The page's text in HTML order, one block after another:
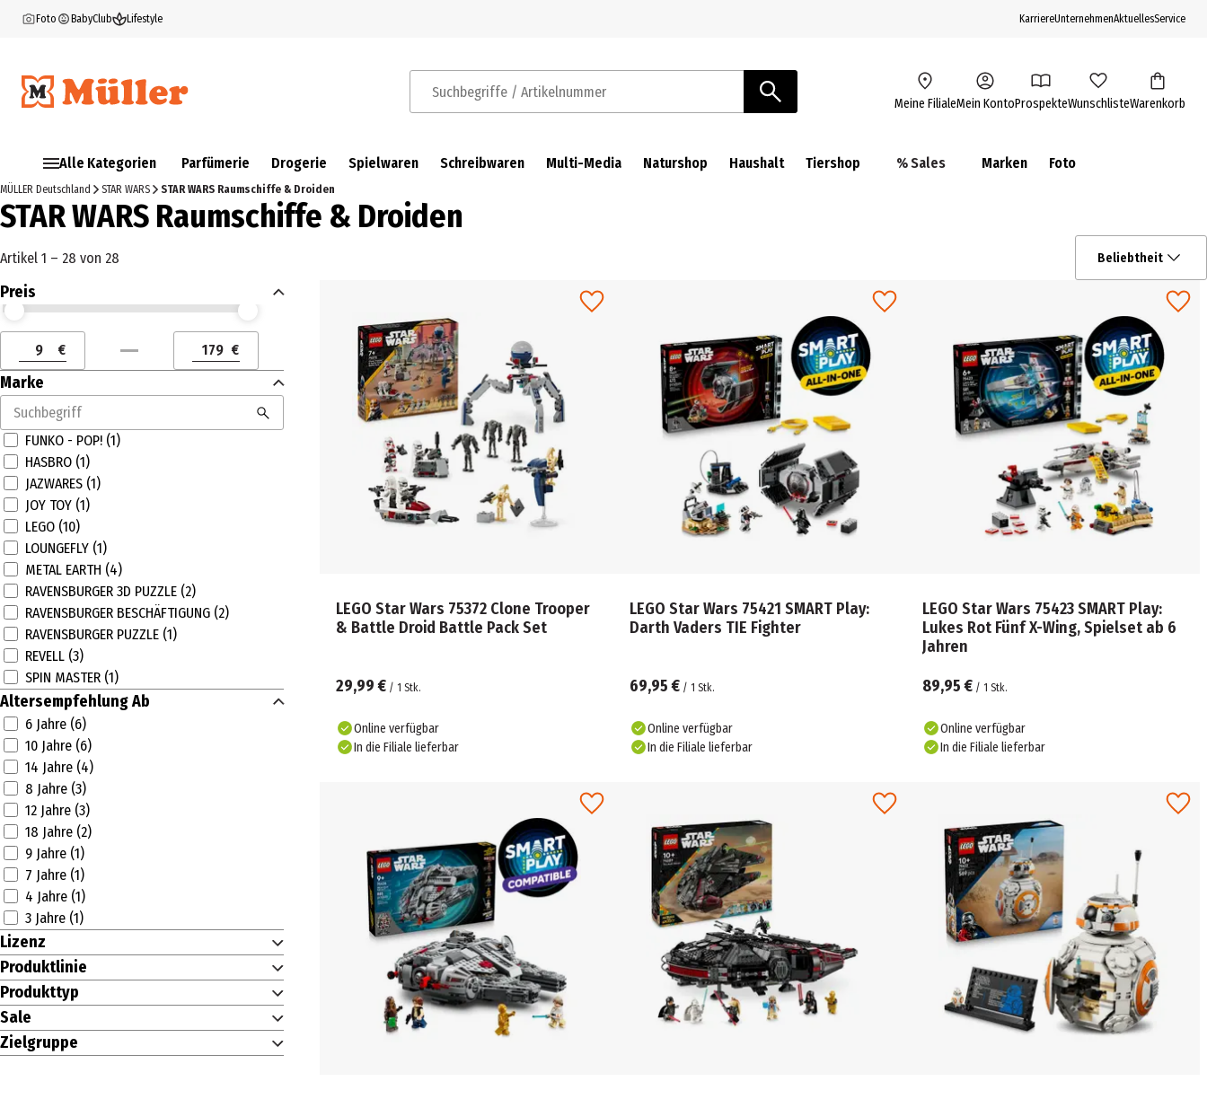
Foto BabyClub Lifestyle KarriereUnternehmenAktuellesService
Suchbegriffe / Artikelnummer Meine FilialeMein KontoProspekteWunschlisteWarenkorb
Alle Kategorien Parfümerie Drogerie Spielwaren Schreibwaren Multi-Media Naturshop Haushalt Tiershop % Sales Marken Foto
MÜLLER Deutschland STAR WARS STAR WARS Raumschiffe & Droiden
STAR WARS Raumschiffe & Droiden
Artikel 1 – 28 von 28 Beliebtheit
Preis
Preis (€) ab
Preis (€) bis
Preis (€) ab
€
Preis (€) bis
€
Marke
FUNKO - POP! (1)
HASBRO (1)
JAZWARES (1)
JOY TOY (1)
LEGO (10)
LOUNGEFLY (1)
METAL EARTH (4)
RAVENSBURGER 3D PUZZLE (2)
RAVENSBURGER BESCHÄFTIGUNG (2)
RAVENSBURGER PUZZLE (1)
REVELL (3)
SPIN MASTER (1)
Altersempfehlung Ab
6 Jahre (6)
10 Jahre (6)
14 Jahre (4)
8 Jahre (3)
12 Jahre (3)
18 Jahre (2)
9 Jahre (1)
7 Jahre (1)
4 Jahre (1)
3 Jahre (1)
Lizenz
Produktlinie
Produkttyp
Sale
Zielgruppe
LEGO Star Wars 75372 Clone Trooper
& Battle Droid Battle Pack Set
29,99 € / 1 Stk.
Online verfügbar
In die Filiale lieferbar
LEGO Star Wars 75421 SMART Play:
Darth Vaders TIE Fighter
69,95 €/ 1 Stk.
Online verfügbar
In die Filiale lieferbar
LEGO Star Wars 75423 SMART Play:
Lukes Rot Fünf X-Wing, Spielset ab 6
Jahren
89,95 € / 1 Stk.
Online verfügbar
In die Filiale lieferbar